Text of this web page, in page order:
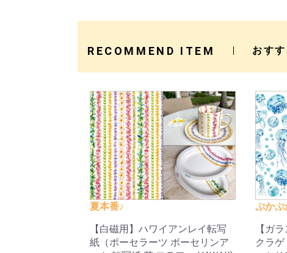
RECOMMEND ITEM おす
夏本番♪
【白磁用】ハワイアンレイ転写
紙（ポーセラーツ ポーセリンア
ぷかぷ
【ガ
クラ